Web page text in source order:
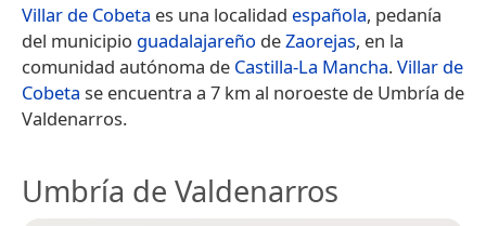
Villar de Cobeta es una localidad española, pedanía
del municipio guadalajareño deZaorejas, en la
comunidad autónoma de Castilla-La Mancha.Villar de
Cobeta se encuentra a 7 km al noroeste de Umbría de
Valdenarros.
Umbría de Valdenarros